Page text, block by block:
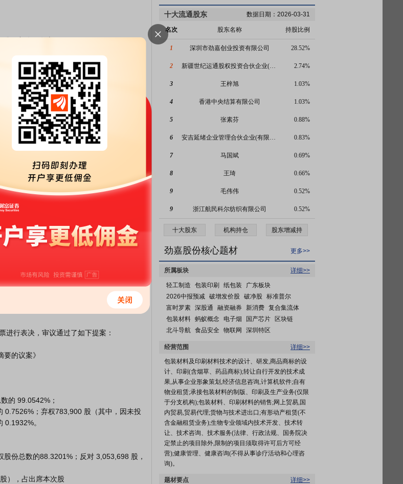
的议案》
0.7526%；弃权783,900 股（其中，因未投
0.1932%。
），占出席本次股
十大流通股东 数据日期：2026-03-31
名次 股东名称 持股比例
1 深圳市劲嘉创业投资有限公司 28.52%
2 新疆世纪运通股权投资合伙企业(有限合伙) 2.74%
3 王梓旭 1.03%
4 香港中央结算有限公司 1.03%
5 张素芬 0.88%
6 安吉延绪企业管理合伙企业(有限合伙) 0.83%
7 马国斌 0.69%
8 王琦 0.66%
9 毛伟伟 0.52%
9 浙江航民科尔纺织有限公司 0.52%
十大股东 机构持仓 股东增减持
劲嘉股份核心题材 更多>>
所属板块 详细>>
轻工制造 包装印刷 纸包装
广东板块
2026中报预减 破增发价股 破净股 标准普尔
富时罗素 深股通 融资融券 新消费 复合集流体
包装材料 蚂蚁概念 电子烟 国产芯片
区块链
北斗导航 食品安全 物联网 深圳特区
经营范围
详细>>
包装材料及印刷材料技术的设计、研发,商品商标的设
计、印刷(含烟草、药品商标);转让自行开发的技术成
果,从事企业形象策划,经济信息咨询,计算机软件;自有
物业租赁;承接包装材料的制版、印刷及生产业务(仅限
于分支机构);包装材料、印刷材料的销售;网上贸易,国
内贸易,贸易代理;货物与技术进出口;有形动产租赁(不
含金融租赁业务);生物专业领域内技术开发、技术转
让、技术咨询、技术服务(法律、行政法规、国务院决
定禁止的项目除外,限制的项目须取得许可后方可经
营);健康管理、健康咨询(不得从事诊疗活动和心理咨
询)。
题材要点 详细>>